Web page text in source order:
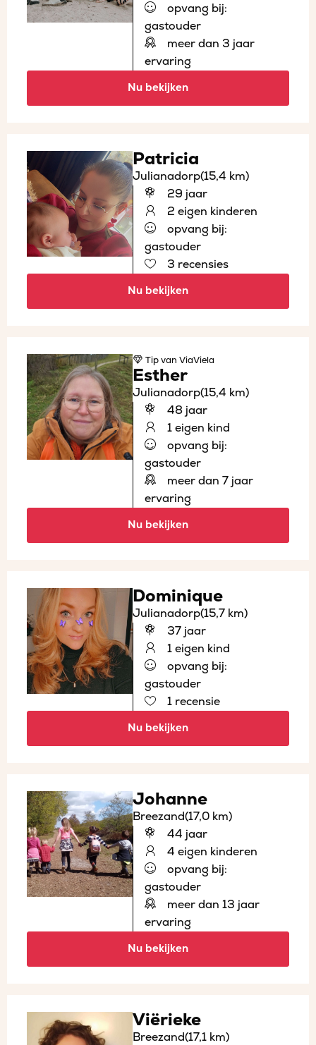
opvang bij:
gastouder
meer dan 3 jaar
ervaring
Nu bekijken
Patricia
Julianadorp(15,4 km)
29 jaar
2 eigen kinderen
opvang bij:
gastouder
3 recensies
Nu bekijken
Tipvan ViaViela
Esther
Julianadorp(15,4 km)
48 jaar
1 eigen kind
opvang bij:
gastouder
meer dan 7 jaar
ervaring
Nu bekijken
Dominique
Julianadorp(15,7 km)
37 jaar
1 eigen kind
opvang bij:
gastouder
1 recensie
Nu bekijken
Johanne
Breezand(17,0 km)
44 jaar
4 eigen kinderen
opvang bij:
gastouder
meer dan 13 jaar
ervaring
Nu bekijken
Viërieke
Breezand(17,1 km)